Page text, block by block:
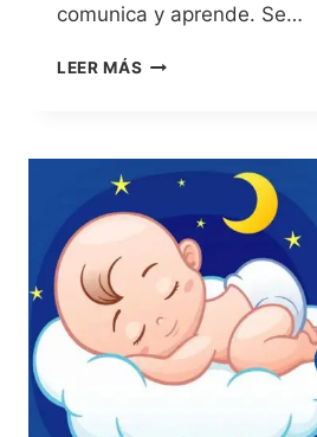
comunica y aprende. Se…
LEER MÁS